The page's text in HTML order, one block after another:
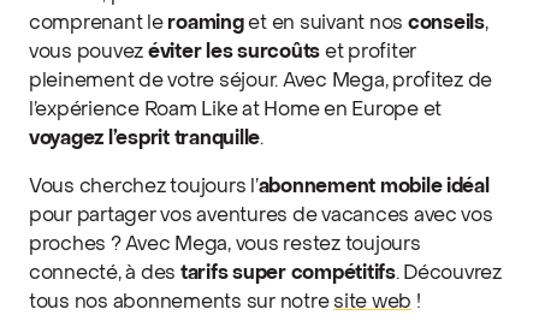
comprenant le roaminget en suivant nos conseils,
vous pouvez éviter les surcoûts et profiter
pleinement de votre séjour. Avec Mega, profitez de
l’expérience Roam Like at Home en Europe et
voyagez l’esprit tranquille.
Vous cherchez toujours l’abonnement mobile idéal
pour partager vos aventures de vacances avec vos
proches ? Avec Mega, vous restez toujours
connecté, à des tarifs super compétitifs. Découvrez
tous nos abonnements sur notre site web !